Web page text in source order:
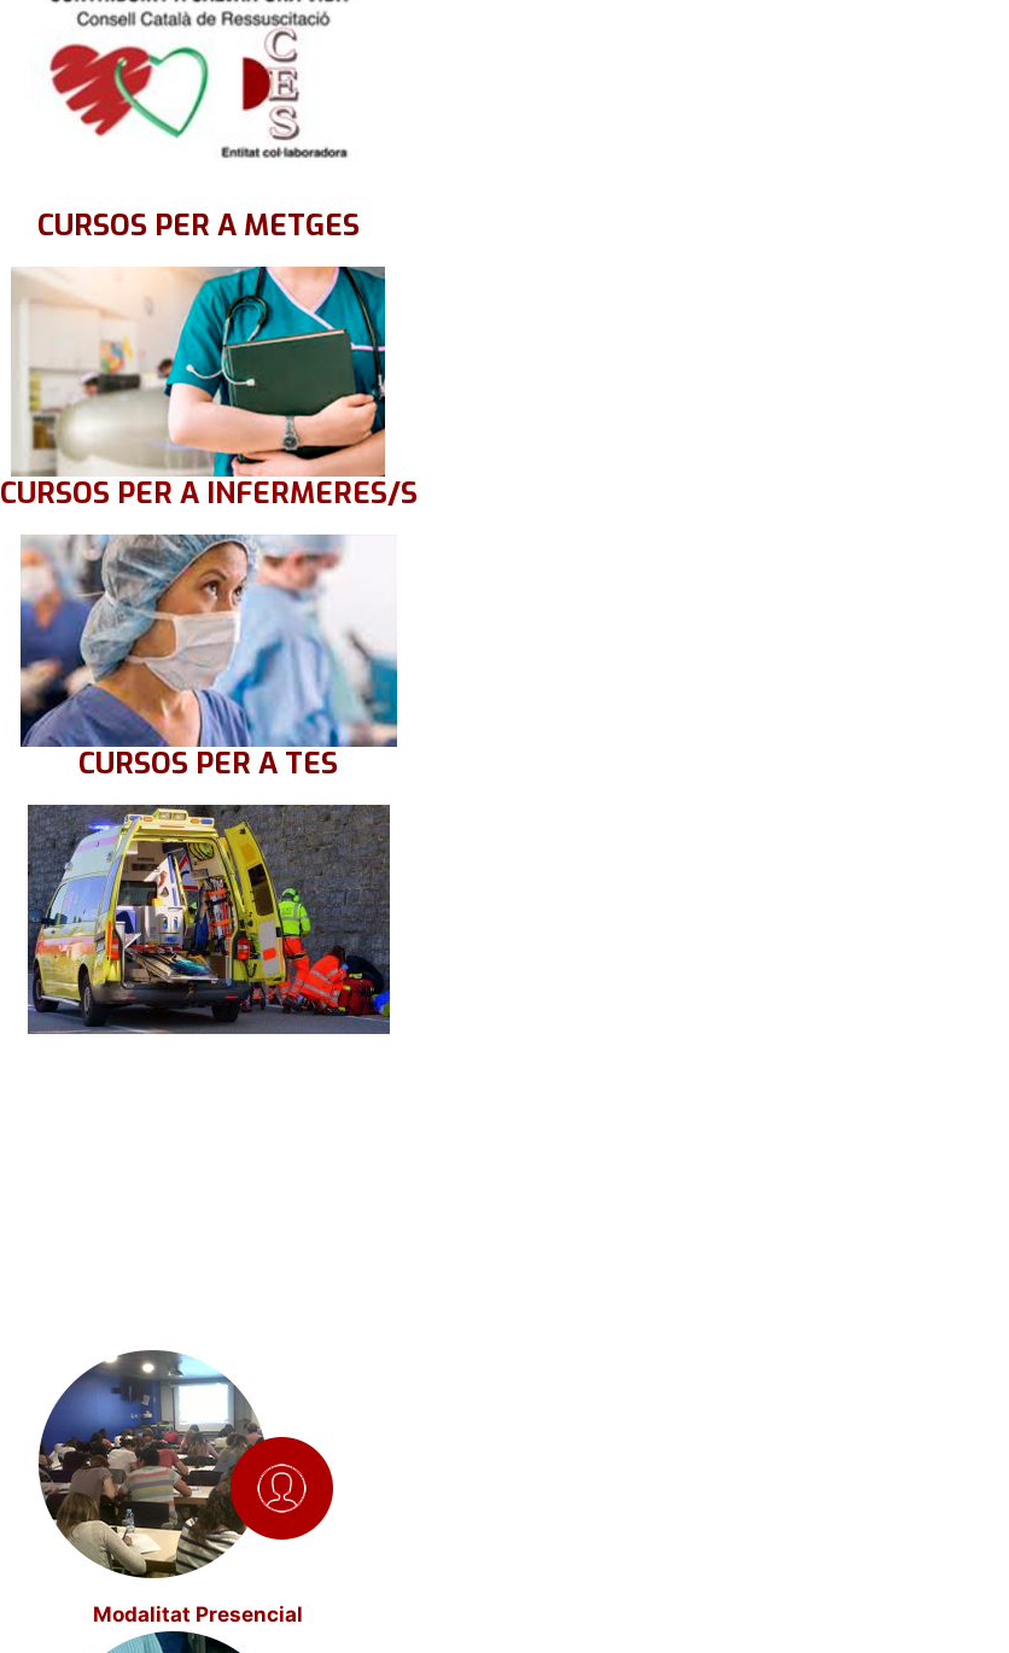
CURSOS PER A METGES
CURSOS PER A INFERMERES/S
CURSOS PER A TES
Modalitat Presencial